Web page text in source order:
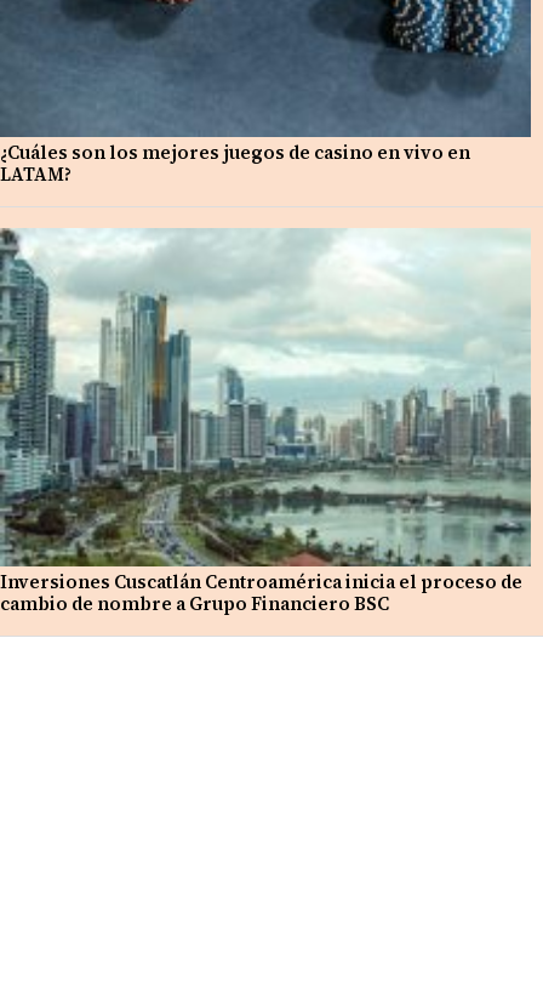
¿Cuáles son los mejores juegos de casino en vivo en
LATAM?
Inversiones Cuscatlán Centroamérica inicia el proceso de
cambio de nombre a Grupo Financiero BSC